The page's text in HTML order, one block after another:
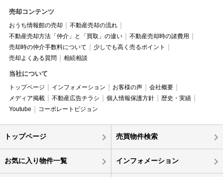
売却コンテンツ
おうち情報館の売却
不動産売却の流れ
不動産売却方法「仲介」と「買取」の違い
不動産売却時の諸費用
売却時の仲介手数料について
少しでも高く売るポイント
売却よくある質問
相続相談
当社について
トップページ インフォメーション お客様の声
会社概要
メディア掲載
不動産広告チラシ 個人情報保護方針
歴史・実績
Youtube
コーポレートビジョン
トップページ 売買物件検索
お気に入り物件一覧 インフォメーション